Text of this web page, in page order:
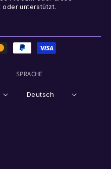
unterstützt.
SPRACHE
Deutsch